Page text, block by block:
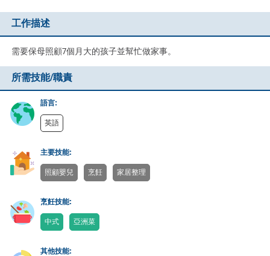
工作描述
需要保母照顧7個月大的孩子並幫忙做家事。
所需技能/職責
語言:
英語
主要技能:
照顧嬰兒 烹飪 家居整理
烹飪技能:
中式 亞洲菜
其他技能: